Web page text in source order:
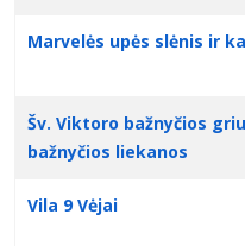
Marvelės upės slėnis ir
Šv. Viktoro bažnyčios
bažnyčios liekanos
Vila 9 Vėjai